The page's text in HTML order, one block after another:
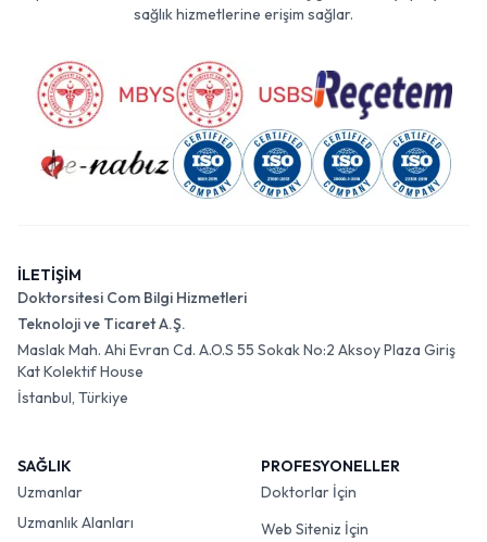
sağlık hizmetlerine erişim sağlar.
İLETİŞİM
Doktorsitesi Com Bilgi Hizmetleri
Teknoloji ve Ticaret A.Ş.
Maslak Mah. Ahi Evran Cd. A.O.S 55 Sokak No:2 Aksoy Plaza Giriş
Kat Kolektif House
İstanbul, Türkiye
SAĞLIK
Uzmanlar
Uzmanlık Alanları
PROFESYONELLER
Doktorlar İçin
Web Siteniz İçin